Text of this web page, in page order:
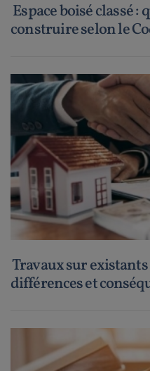
Espace boisé classé
construire selon le
Travaux sur
différences et